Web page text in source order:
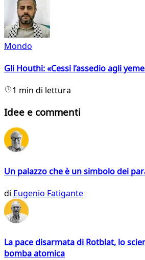
Mondo
Gli Houthi: «Cessi l’assedio agli
1 min di lettura
Idee e commenti
Un palazzo che è un simbolo dei
di Eugenio Fatigante
La pace disarmata di Rotblat, lo
bomba atomica